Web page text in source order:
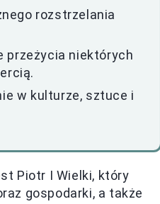
rozstrzelania
przeżycia niektórych
w kulturze, sztuce i
Piotr I Wielki, który
gospodarki, a także